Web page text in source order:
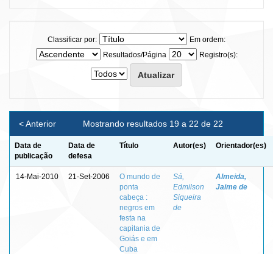
Classificar por:
Em ordem:
Resultados/Página
Registro(s):
Mostrando resultados 19 a 22 de 22
< Anterior
Data de
publicação
Data de
defesa
Título Autor(es) Orientador(es)
14-Mai-2010 21-Set-2006
O mundo de
ponta
cabeça :
negros em
festa na
capitania de
Goiás e em
Cuba
Sá,
Edmilson
Siqueira
de
Almeida,
Jaime de